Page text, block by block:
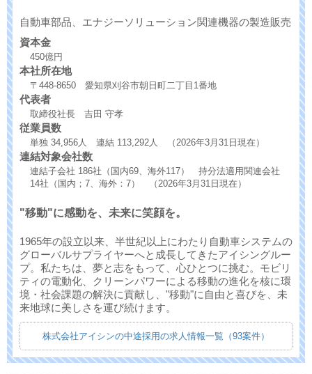
自動車部品、エナジーソリューション関連機器の製造販売
資本金
450億円
本社所在地
〒448-8650 愛知県刈谷市朝日町二丁目1番地
代表者
取締役社長 吉田 守孝
従業員数
単独 34,956人 連結 113,292人 （2026年3月31日現在）
連結対象会社数
連結子会社 186社（国内69、海外117） 持分法適用関連会社
14社（国内；7、海外：7） （2026年3月31日現在）
"移動"に感動を、未来に笑顔を。
1965年の設立以来、半世紀以上にわたり自動車システムの
グローバルサプライヤーへと成長してきたアイシングルー
プ。私たちは、夢と志をもって、心ひとつに挑む。モビリ
ティの電動化、クリーンパワーによる移動の進化を核に環
境・社会課題の解決に貢献し、"移動"に自由と喜びを、未
来地球に美しさを運び続けます。
株式会社アイシンの中途採用の求人情報一覧（93案件）